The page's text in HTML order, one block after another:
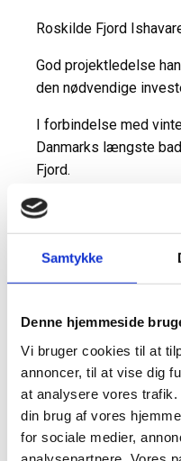
Samtykke
Denne hjemmeside
Vi bruger cookies til at
annoncer, til at vise dig
at analysere vores
din brug af vores
for sociale medier,
Roskilde Fjord
God projektledelse
den nødvendige
I forbindelse med
Danmarks længste
Fjord.
Anlæggets samlede
ud til at være gået
projektmodel for
gentænke den
arbejdstung, rejse
involvere 500 t frivillig
Projektledelse og
Drift og vedligehold